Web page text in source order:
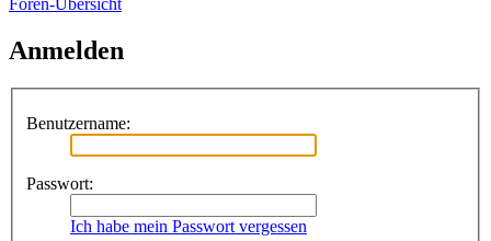
Foren-Übersicht
Anmelden
Benutzername:
Passwort:
Ich habe mein Passwort vergessen